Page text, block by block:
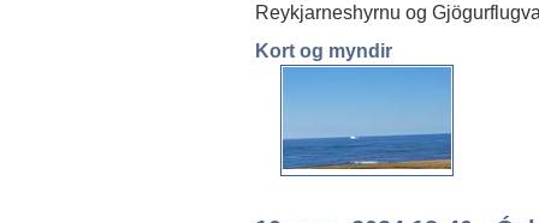
Reykjarneshyrnu og
Kort og myndir